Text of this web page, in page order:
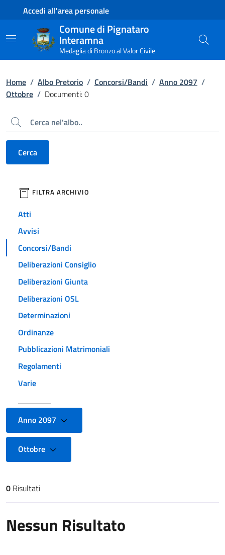
Contenuto principale
Piede di paginaAccedi all'area personale
Comune di Pignataro
Interamna
Medaglia di Bronzo al Valor Civile
Home / Albo Pretorio / Concorsi/Bandi / Anno 2097 /
Ottobre / Documenti: 0
Cerca
Cerca
filtri da applicare
FILTRA ARCHIVIO
Atti
Avvisi
Concorsi/Bandi
Deliberazioni Consiglio
Deliberazioni Giunta
Deliberazioni OSL
Determinazioni
Ordinanze
Pubblicazioni Matrimoniali
Regolamenti
Varie
Anno 2097
Ottobre
Risultati di ricerca
0 Risultati
Nessun Risultato